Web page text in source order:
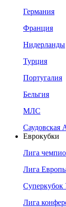
Германия
Франция
Нидерланды
Турция
Португалия
Бельгия
МЛС
Саудовская
Еврокубки
Лига
Лига
Лига